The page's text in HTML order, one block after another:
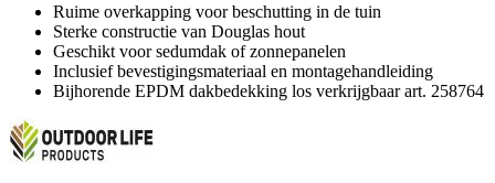
Ruime overkapping voor beschutting in de tuin
Sterke constructie van Douglas hout
Geschikt voor sedumdak of zonnepanelen
Inclusief bevestigingsmateriaal en montagehandleiding
Bijhorende EPDM dakbedekking los verkrijgbaar art. 258764